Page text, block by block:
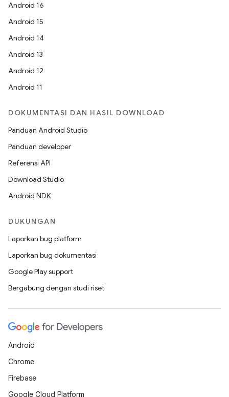
Android 16
Android 15
Android 14
Android 13
Android 12
Android 11
DOKUMENTASI DAN HASIL DOWNLOAD
Panduan Android Studio
Panduan developer
Referensi API
Download Studio
Android NDK
DUKUNGAN
Laporkan bug platform
Laporkan bug dokumentasi
Google Play support
Bergabung dengan studi riset
Android
Chrome
Firebase
Google Cloud Platform